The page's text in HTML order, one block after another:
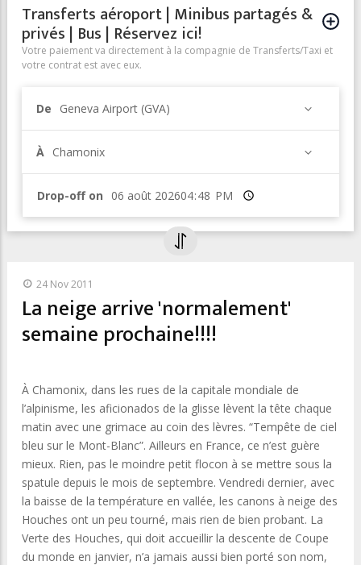
Transferts aéroport | Minibus partagés &
privés | Bus | Réservez ici!
Votre paiement va directement à la compagnie de Transferts/Taxi et
votre contrat est avec eux.
De Geneva Airport (GVA)
À Chamonix
Drop-off on Heure
24 Nov 2011
La neige arrive 'normalement'
semaine prochaine!!!!
À Chamonix, dans les rues de la capitale mondiale de
l’alpinisme, les aficionados de la glisse lèvent la tête chaque
matin avec une grimace au coin des lèvres. “Tempête de ciel
bleu sur le Mont-Blanc”. Ailleurs en France, ce n’est guère
mieux. Rien, pas le moindre petit flocon à se mettre sous la
spatule depuis le mois de septembre. Vendredi dernier, avec
la baisse de la température en vallée, les canons à neige des
Houches ont un peu tourné, mais rien de bien probant. La
Verte des Houches, qui doit accueillir la descente de Coupe
du monde en janvier, n’a jamais aussi bien porté son nom,